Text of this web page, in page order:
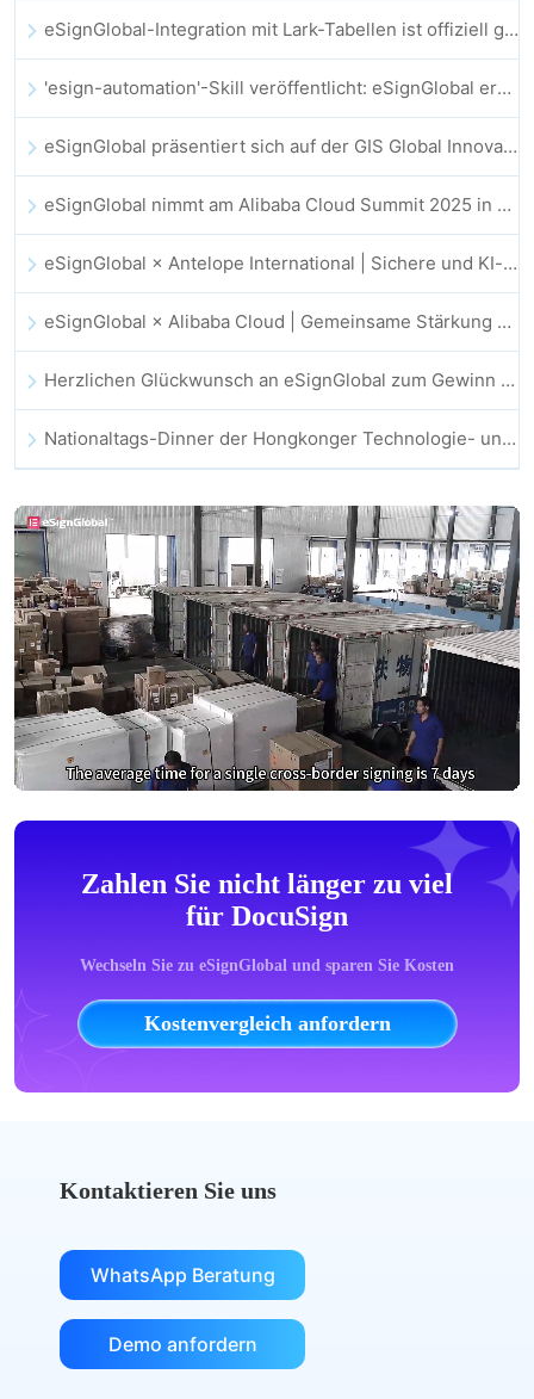
eSignGlobal-Integration mit Lark-Tabellen ist offiziell gestartet: Vollständige Automatisierung der elektronischen Vertragsunterzeichnung und -archivierung
'esign-automation'-Skill veröffentlicht: eSignGlobal ermöglicht OpenClaw automatisierte E-Signaturen
eSignGlobal präsentiert sich auf der GIS Global Innovation Exhibition 2025
eSignGlobal nimmt am Alibaba Cloud Summit 2025 in Hongkong teil und treibt KI-gestützte Cloud-Innovationen sowie digitales Vertrauen voran
eSignGlobal × Antelope International | Sichere und KI-gestützte digitale Workflows vorantreiben
eSignGlobal × Alibaba Cloud | Gemeinsame Stärkung des globalen digitalen Vertrauens im Fintech-Bereich
Herzlichen Glückwunsch an eSignGlobal zum Gewinn des CAHK STAR Award 2025!
Nationaltags-Dinner der Hongkonger Technologie- und Innovationsgemeinschaft
Zahlen Sie nicht länger zu viel
für DocuSign
Wechseln Sie zu eSignGlobal und sparen Sie Kosten
Kostenvergleich anfordern
Kontaktieren Sie uns
WhatsApp Beratung
Demo anfordern